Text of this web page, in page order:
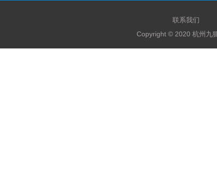
联系我们
Copyright © 2020 杭州九